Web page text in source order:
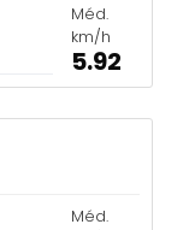
Méd.
km/h
5.92
Méd.